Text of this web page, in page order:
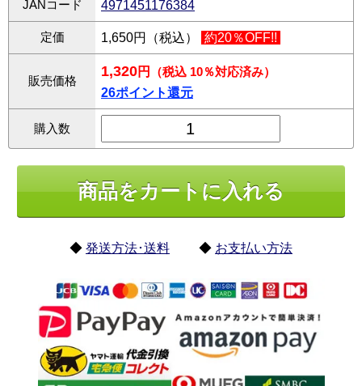
JANコード 4971451176384
定価 1,650円（税込） 約20％OFF!!
販売価格
1,320円
（税込 10％対応済み）
26ポイント還元
購入数
◆ 発送方法･送料 ◆ お支払い方法